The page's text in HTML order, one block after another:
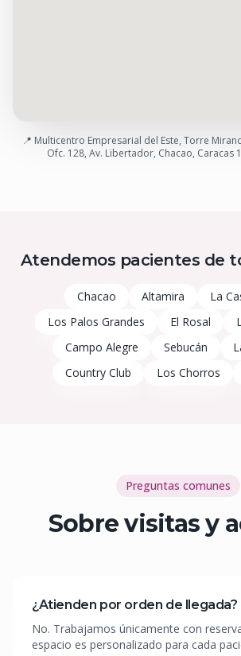
📍 Multicentro Empresarial del Este, Torre
Ofc. 128, Av. Libertador, Chacao, Caracas
Atendemos pacientes de
Chacao Altamira
La
Los Palos Grandes
El Rosal
Campo Alegre
Sebucán
Country Club
Los Chorros
Preguntas comunes
Sobre visitas y
¿Atienden por orden de llegada?
No. Trabajamos únicamente con
espacio es personalizado para cada